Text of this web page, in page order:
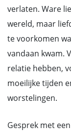
verlaten. Ware
wereld, maar
te voorkomen
vandaan kwam.
relatie hebben,
moeilijke tijden
worstelingen.
Gesprek met